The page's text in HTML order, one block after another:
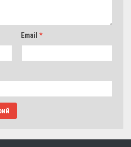
Email *